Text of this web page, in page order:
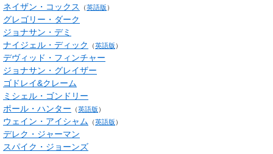
ネイザン・コックス
（英語版 ）
グレゴリー・ダーク
ジョナサン・デミ
ナイジェル・ディック
（英語版 ）
デヴィッド・フィンチャー
ジョナサン・グレイザー
ゴドレイ&クレーム
ミシェル・ゴンドリー
ポール・ハンター （英語版 ）
ウェイン・アイシャム （英語版 ）
デレク・ジャーマン
スパイク・ジョーンズ